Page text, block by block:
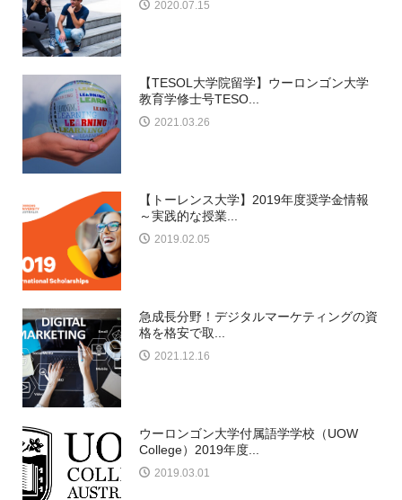
2020.07.15
【TESOL大学院留学】ウーロンゴン大学
教育学修士号TESO...
2021.03.26
【トーレンス大学】2019年度奨学金情報
～実践的な授業...
2019.02.05
急成長分野！デジタルマーケティングの資
格を格安で取...
2021.12.16
ウーロンゴン大学付属語学学校（UOW
College）2019年度...
2019.03.01